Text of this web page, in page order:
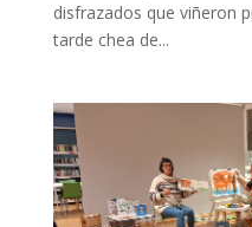
disfrazados que viñeron
tarde chea de...